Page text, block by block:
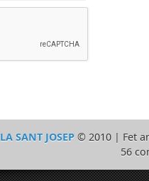
SANT JOSEP© 2010 | Fet
56